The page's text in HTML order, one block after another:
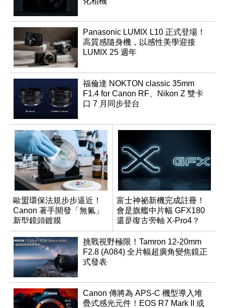
Panasonic LUMIX L10 正式登場！
高質感隨身機，以感性美學迎接
LUMIX 25 週年
福倫達 NOKTON classic 35mm
F1.4 for Canon RF、Nikon Z 雙卡
口 7 月同步登台
歐盟環保法規步步逼近！
Canon 著手開發「無氟」
新型鏡頭鍍膜
富士神祕新機完成註冊！
會是旗艦中片幅 GFX180
還是復古旁軸 X-Pro4？
挑戰視野極限！Tamron 12-20mm
F2.8 (A084) 全片幅超廣角變焦鏡正
式發表
Canon 傳將為 APS-C 機型導入堆
疊式感光元件！EOS R7 Mark II 或